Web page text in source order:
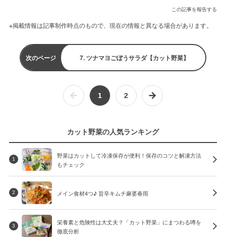
この記事を報告する
※掲載情報は記事制作時点のもので、現在の情報と異なる場合があります。
次のページ 7. ツナマヨごぼうサラダ【カット野菜】
1 2
カット野菜の人気ランキング
1
野菜はカットして冷凍保存が便利！保存のコツと解凍方法
もチェック
2 メイン食材4つ♪ 旨辛キムチ麻婆春雨
3
栄養素と危険性は大丈夫？「カット野菜」にまつわる噂を
徹底分析